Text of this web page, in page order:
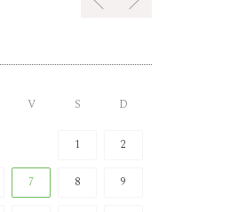
V S D
1 2
7 8 9